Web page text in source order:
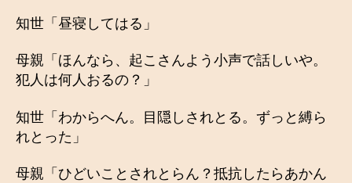
知世「昼寝してはる」
母親「ほんなら、起こさんよう小声で話しいや。
犯人は何人おるの？」
知世「わからへん。目隠しされとる。ずっと縛ら
れとった」
母親「ひどいことされとらん？抵抗したらあかん